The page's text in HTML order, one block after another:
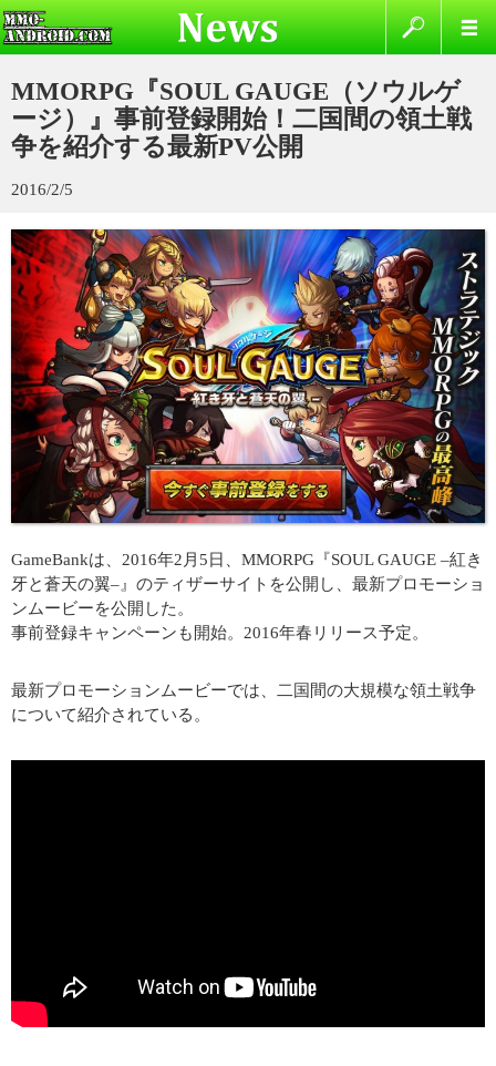
MMORPG『SOUL GAUGE（ソウルゲ
ージ）』事前登録開始！二国間の領土戦
争を紹介する最新PV公開
2016/2/5
GameBankは、2016年2月5日、MMORPG『SOUL GAUGE –紅き
牙と蒼天の翼–』のティザーサイトを公開し、最新プロモーショ
ンムービーを公開した。
事前登録キャンペーンも開始。2016年春リリース予定。
最新プロモーションムービーでは、二国間の大規模な領土戦争
について紹介されている。